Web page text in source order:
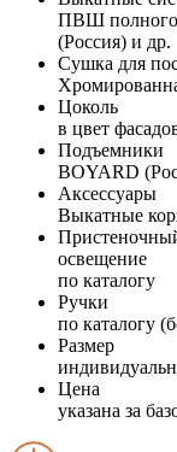
ПВШ полного
(Россия) и др.
Сушка для
Цоколь
в цвет
Подъемники
BOYARD
Аксессуары
Выкатные
освещение
по каталогу
Ручки
по каталогу
Размер
Цена
указана за